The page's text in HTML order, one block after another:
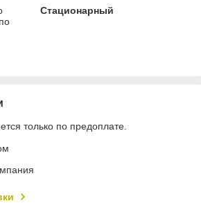
Стационарный
только по предоплате.